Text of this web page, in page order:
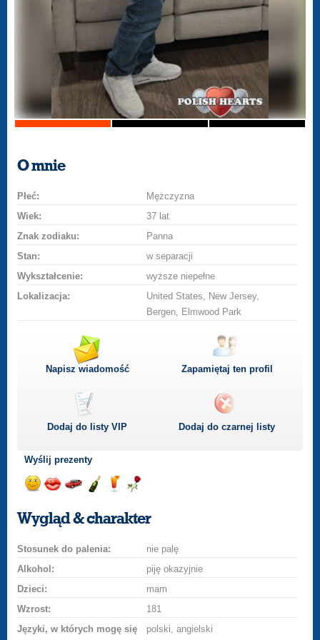
O mnie
Płeć:
Mężczyzna
Wiek:
37 lat
Znak zodiaku:
Panna
Stan:
w separacji
Wykształcenie:
wyższe niepełne
Lokalizacja:
United States, New Jersey,
Bergen, Elmwood Park
Napisz wiadomość Zapamiętaj ten profil
Dodaj do listyVIP Dodaj do czarnej listy
Wyślij prezenty
uśmiech
buziakasamochodem
szampana
drinka
różę
Wygląd & charakter
Stosunek do palenia:
nie palę
Alkohol:
piję okazyjnie
Dzieci:
mam
Wzrost:
181
Języki, w których mogę się
polski, angielski